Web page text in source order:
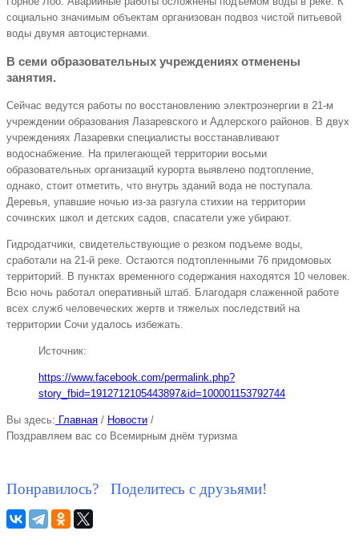
социально значимым объектам организован подвоз чистой питьевой
воды двумя автоцистернами.
В семи образовательных учреждениях отменены
занятия.
Сейчас ведутся работы по восстановлению электроэнергии в 21-м
учреждении образования Лазаревского и Адлерского районов. В двух
учреждениях Лазаревки специалисты восстанавливают
водоснабжение. На прилегающей территории восьми
образовательных организаций курорта выявлено подтопление,
однако, стоит отметить, что внутрь зданий вода не поступала.
Деревья, упавшие ночью из-за разгула стихии на территории
сочинских школ и детских садов, спасатели уже убирают.
Гидродатчики, свидетельствующие о резком подъеме воды,
сработали на 21-й реке. Остаются подтопленными 76 придомовых
территорий. В пунктах временного содержания находятся 10 человек.
Всю ночь работал оперативный штаб. Благодаря слаженной работе
всех служб человеческих жертв и тяжелых последствий на
территории Сочи удалось избежать.
Источник:
https://www.facebook.com/permalink.php?
story_fbid=1912712105443897&id=100001153792744
Вы здесь: Главная / Новости /
Поздравляем вас со Всемирным днём туризма
Понравилось? Поделитесь с друзьями!